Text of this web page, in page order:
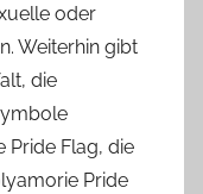
oder
Weiterhin gibt
die
Pride Flag, die
Pride